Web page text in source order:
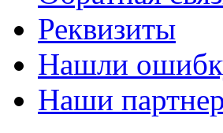
Реквизиты
Нашли
Наши